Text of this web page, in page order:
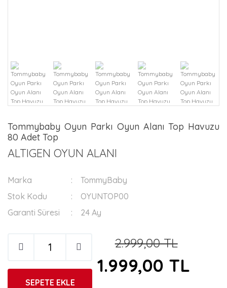
Tommybaby Oyun Parkı Oyun Alanı Top Havuzu
80 Adet Top
ALTIGEN OYUN ALANI
Marka
TommyBaby
Stok Kodu
OYUNTOP00
Garanti Süresi
24 Ay
2.999,00 TL
1.999,00 TL
SEPETE EKLE